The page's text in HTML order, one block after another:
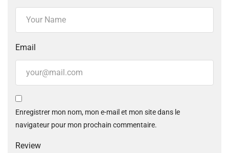
Email
Enregistrer mon nom, mon e-mail et mon site dans le
navigateur pour mon prochain commentaire.
Review